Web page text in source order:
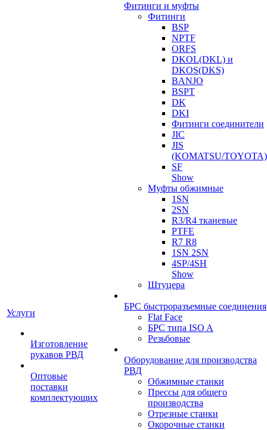
Услуги
Изготовление
рукавов РВД
Оптовые
поставки
комплектующих
Фитинги и муфты
Фитинги
BSP
NPTF
ORFS
DKOL(DKL) и
DKOS(DKS)
BANJO
BSPT
DK
DKI
Фитинги соединители
JIC
JIS
(KOMATSU/TOYOTA)
SF
Show
Муфты обжимные
1SN
2SN
R3/R4 тканевые
PTFE
R7 R8
1SN 2SN
4SP/4SH
Show
Штуцера
БРС быстроразъемные соединения
Flat Face
БРС типа ISO A
Резьбовые
Оборудование для производства
РВД
Обжимные станки
Прессы для общего
производства
Отрезные станки
Окорочные станки